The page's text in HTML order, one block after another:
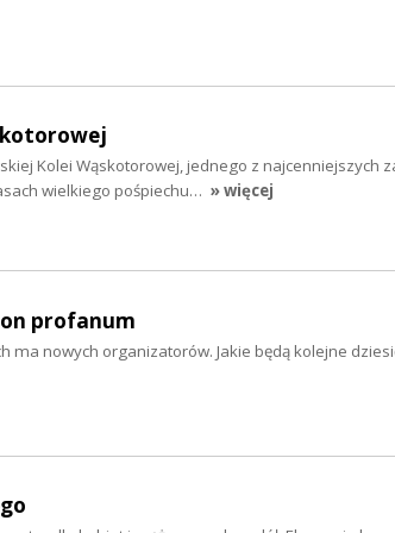
Kolei Wąskotorowej, jednego z najcenniejszych
wielkiego pośpiechu… » więcej
profanum
ma nowych organizatorów. Jakie będą kolejne